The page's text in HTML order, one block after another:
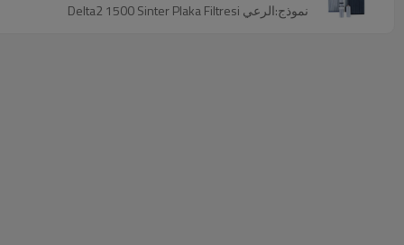
نموذج:الرعي Delta2 1500 Sinter Plaka Filtresi